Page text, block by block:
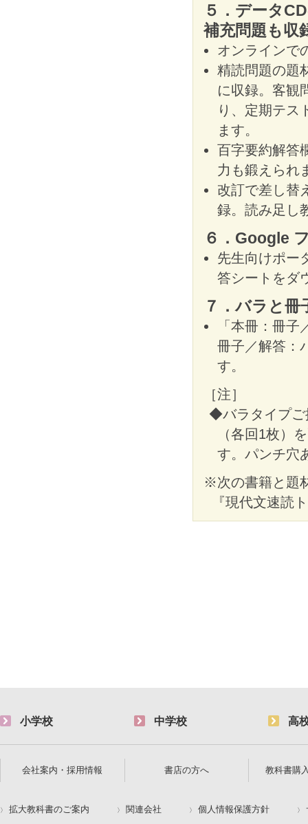
５．データ
補充問題も収
オンラインで
精読問題の題
に収録。客観
り、定期テス
ます。
百字要約解答
力も鍛えられ
改訂で差し替
録。読み足し
６．Google
先生向けポー
答シートをダ
７．バラと
「本冊：冊
冊子／解答：
す。
［注］
◆バラタイプご
（各回1枚）
す。パンチ穴
※次の書籍と題
『現代文速読
小学校 中学校 高
会社案内・採用情報 書店の方へ 教科書購
拡大教科書のご案内 関連会社 個人情報保護方針